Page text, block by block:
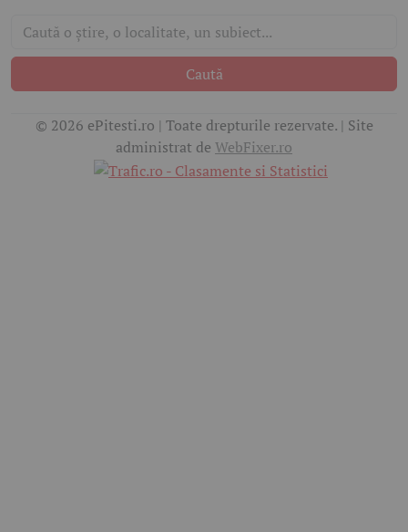
Caută
© 2026 ePitesti.ro | Toate drepturile rezervate. | Site
administrat de WebFixer.ro